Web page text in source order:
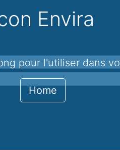
Envira
pour l'utiliser dans
Home